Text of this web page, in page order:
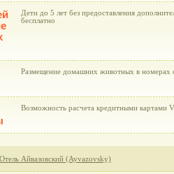
Дети до 5 лет без предоставления
бесплатно
Размещение домашних животных в номерах
Возможность расчета кредитными картами
Отель Айвазовский (Ayvazovsky)